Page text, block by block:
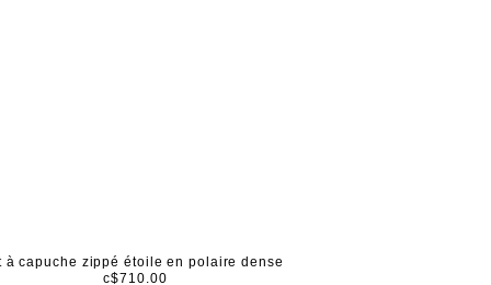
à capuche zippé étoile en polaire dense
c$710.00